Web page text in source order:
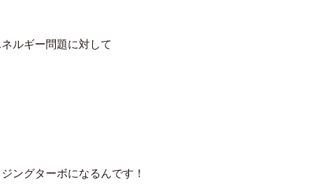
ルギー問題に対して
ングターボになるんです！